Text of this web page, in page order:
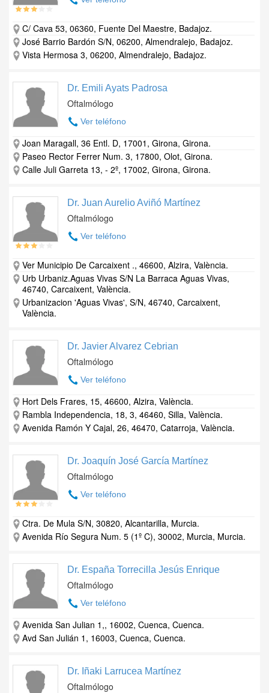
C/ Cava 53, 06360, Fuente Del Maestre, Badajoz.
José Barrio Bardón S/N, 06200, Almendralejo, Badajoz.
Vista Hermosa 3, 06200, Almendralejo, Badajoz.
Dr. Emili Ayats Padrosa
Oftalmólogo
Ver teléfono
Joan Maragall, 36 Entl. D, 17001, Girona, Girona.
Paseo Rector Ferrer Num. 3, 17800, Olot, Girona.
Calle Juli Garreta 13, - 2º, 17002, Girona, Girona.
Dr. Juan Aurelio Aviñó Martínez
Oftalmólogo
Ver teléfono
Ver Municipio De Carcaixent ., 46600, Alzira, València.
Urb Urbaniz.Aguas Vivas S/N La Barraca Aguas Vivas,
46740, Carcaixent, València.
Urbanizacion 'Aguas Vivas', S/N, 46740, Carcaixent,
València.
Dr. Javier Alvarez Cebrian
Oftalmólogo
Ver teléfono
Hort Dels Frares, 15, 46600, Alzira, València.
Rambla Independencia, 18, 3, 46460, Silla, València.
Avenida Ramón Y Cajal, 26, 46470, Catarroja, València.
Dr. Joaquín José García Martínez
Oftalmólogo
Ver teléfono
Ctra. De Mula S/N, 30820, Alcantarilla, Murcia.
Avenida Río Segura Num. 5 (1º C), 30002, Murcia, Murcia.
Dr. España Torrecilla Jesús Enrique
Oftalmólogo
Ver teléfono
Avenida San Julian 1,, 16002, Cuenca, Cuenca.
Avd San Julián 1, 16003, Cuenca, Cuenca.
Dr. Iñaki Larrucea Martínez
Oftalmólogo